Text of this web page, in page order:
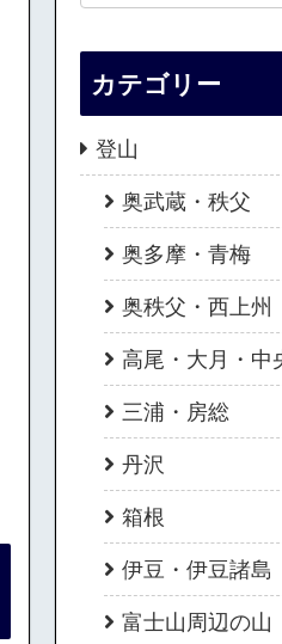
カテゴリー
登山
奥武蔵・秩父
奥多摩・青梅
奥秩父・西上州
高尾・大月・中
三浦・房総
丹沢
箱根
伊豆・伊豆諸島
富士山周辺の山